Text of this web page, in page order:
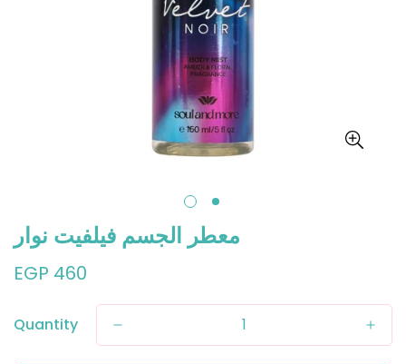
معطر الجسم فيلفيت نوار
Regular
EGP 460
Quantity